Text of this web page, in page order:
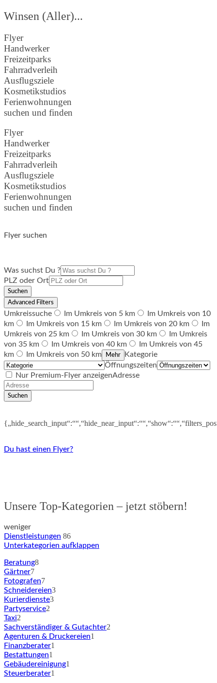
Winsen (Aller)...
Flyer
Handwerker
Freizeitparks
Fahrradverleih
Ausflugsziele
Kosmetikstudios
Ferienwohnungen
suchen und finden
Flyer
Handwerker
Freizeitparks
Fahrradverleih
Ausflugsziele
Kosmetikstudios
Ferienwohnungen
suchen und finden
Flyer suchen
Was suchst Du ?
PLZ oder Ort
Suchen
Advanced Filters
Umkreissuche Im Umkreis von 5 km
Im Umkreis von 10
km
Im Umkreis von 15 km Im Umkreis von 20 km
Im
Umkreis von 25 km
Im Umkreis von 30 km
Im Umkreis
von 35 km
Im Umkreis von 40 km
Im Umkreis von 45
km
Im Umkreis von 50 km Mehr
Kategorie
Öffnungszeiten
Nur Premium-Flyer anzeigenAdresse
Suchen
Du hast einen Flyer?
Unsere Top-Kategorien – jetzt stöbern!
weniger
Dienstleistungen 86
Unterkategorien aufklappen
Beratung8
Gärtner7
Fotografen7
Schneidereien3
Kurierdienste3
Partyservice2
Taxi2
Sachverständiger & Gutachter2
Agenturen & Druckereien1
Finanzberater1
Bestattungen1
Gebäudereinigung1
Steuerberater1